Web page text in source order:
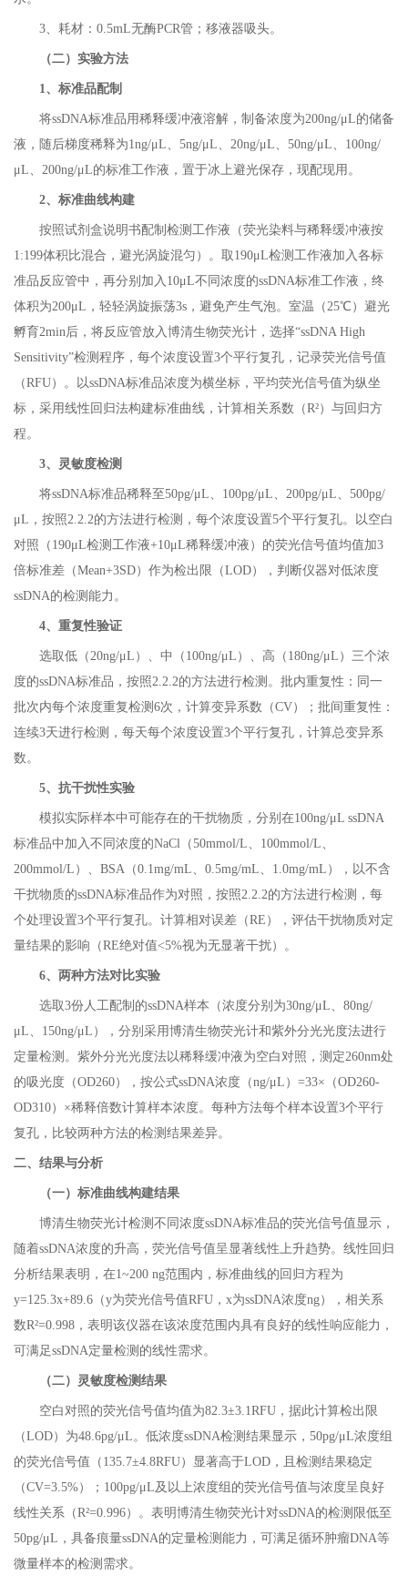
3、耗材：0.5mL无酶PCR管；移液器吸头。
（二）实验方法
1、标准品配制
将ssDNA标准品用稀释缓冲液溶解，制备浓度为200ng/μL的储备
液，随后梯度稀释为1ng/μL、5ng/μL、20ng/μL、50ng/μL、100ng/
μL、200ng/μL的标准工作液，置于冰上避光保存，现配现用。
2、标准曲线构建
按照试剂盒说明书配制检测工作液（荧光染料与稀释缓冲液按
1:199体积比混合，避光涡旋混匀）。取190μL检测工作液加入各标
准品反应管中，再分别加入10μL不同浓度的ssDNA标准工作液，终
体积为200μL，轻轻涡旋振荡3s，避免产生气泡。室温（25℃）避光
孵育2min后，将反应管放入博清生物荧光计，选择“ssDNA High
Sensitivity”检测程序，每个浓度设置3个平行复孔，记录荧光信号值
（RFU）。以ssDNA标准品浓度为横坐标，平均荧光信号值为纵坐
标，采用线性回归法构建标准曲线，计算相关系数（R²）与回归方
程。
3、灵敏度检测
将ssDNA标准品稀释至50pg/μL、100pg/μL、200pg/μL、500pg/
μL，按照2.2.2的方法进行检测，每个浓度设置5个平行复孔。以空白
对照（190μL检测工作液+10μL稀释缓冲液）的荧光信号值均值加3
倍标准差（Mean+3SD）作为检出限（LOD），判断仪器对低浓度
ssDNA的检测能力。
4、重复性验证
选取低（20ng/μL）、中（100ng/μL）、高（180ng/μL）三个浓
度的ssDNA标准品，按照2.2.2的方法进行检测。批内重复性：同一
批次内每个浓度重复检测6次，计算变异系数（CV）；批间重复性：
连续3天进行检测，每天每个浓度设置3个平行复孔，计算总变异系
数。
5、抗干扰性实验
模拟实际样本中可能存在的干扰物质，分别在100ng/μL ssDNA
标准品中加入不同浓度的NaCl（50mmol/L、100mmol/L、
200mmol/L）、BSA（0.1mg/mL、0.5mg/mL、1.0mg/mL），以不含
干扰物质的ssDNA标准品作为对照，按照2.2.2的方法进行检测，每
个处理设置3个平行复孔。计算相对误差（RE），评估干扰物质对定
量结果的影响（RE绝对值<5%视为无显著干扰）。
6、两种方法对比实验
选取3份人工配制的ssDNA样本（浓度分别为30ng/μL、80ng/
μL、150ng/μL），分别采用博清生物荧光计和紫外分光光度法进行
定量检测。紫外分光光度法以稀释缓冲液为空白对照，测定260nm处
的吸光度（OD260），按公式ssDNA浓度（ng/μL）=33×（OD260-
OD310）×稀释倍数计算样本浓度。每种方法每个样本设置3个平行
复孔，比较两种方法的检测结果差异。
二、结果与分析
（一）标准曲线构建结果
博清生物荧光计检测不同浓度ssDNA标准品的荧光信号值显示，
随着ssDNA浓度的升高，荧光信号值呈显著线性上升趋势。线性回归
分析结果表明，在1~200 ng范围内，标准曲线的回归方程为
y=125.3x+89.6（y为荧光信号值RFU，x为ssDNA浓度ng），相关系
数R²=0.998，表明该仪器在该浓度范围内具有良好的线性响应能力，
可满足ssDNA定量检测的线性需求。
（二）灵敏度检测结果
空白对照的荧光信号值均值为82.3±3.1RFU，据此计算检出限
（LOD）为48.6pg/μL。低浓度ssDNA检测结果显示，50pg/μL浓度组
的荧光信号值（135.7±4.8RFU）显著高于LOD，且检测结果稳定
（CV=3.5%）；100pg/μL及以上浓度组的荧光信号值与浓度呈良好
线性关系（R²=0.996）。表明博清生物荧光计对ssDNA的检测限低至
50pg/μL，具备痕量ssDNA的定量检测能力，可满足循环肿瘤DNA等
微量样本的检测需求。